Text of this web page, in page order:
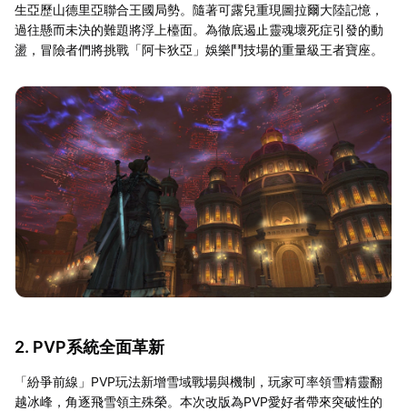
生亞歷山德里亞聯合王國局勢。隨著可露兒重現圖拉爾大陸記憶，
過往懸而未決的難題將浮上檯面。為徹底遏止靈魂壞死症引發的動
盪，冒險者們將挑戰「阿卡狄亞」娛樂鬥技場的重量級王者寶座。
2. PVP系統全面革新
「紛爭前線」PVP玩法新增雪域戰場與機制，玩家可率領雪精靈翻
越冰峰，角逐飛雪領主殊榮。本次改版為PVP愛好者帶來突破性的